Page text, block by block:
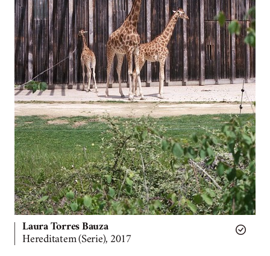
Laura Torres Bauza
Hereditatem (Serie), 2017